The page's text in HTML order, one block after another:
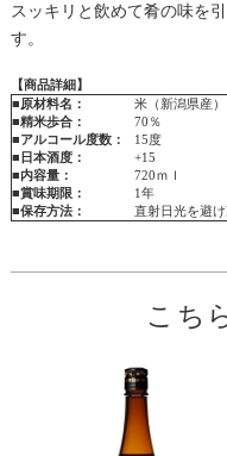
スッキリと飲めて肴の味を
す。
【商品詳細】
■原材料名：
米（新潟県産
■精米歩合：
70％
■アルコール度数：
15度
■日本酒度：
+15
■内容量：
720ｍｌ
■賞味期限：
1年
■保存方法：
直射日光を避
こち